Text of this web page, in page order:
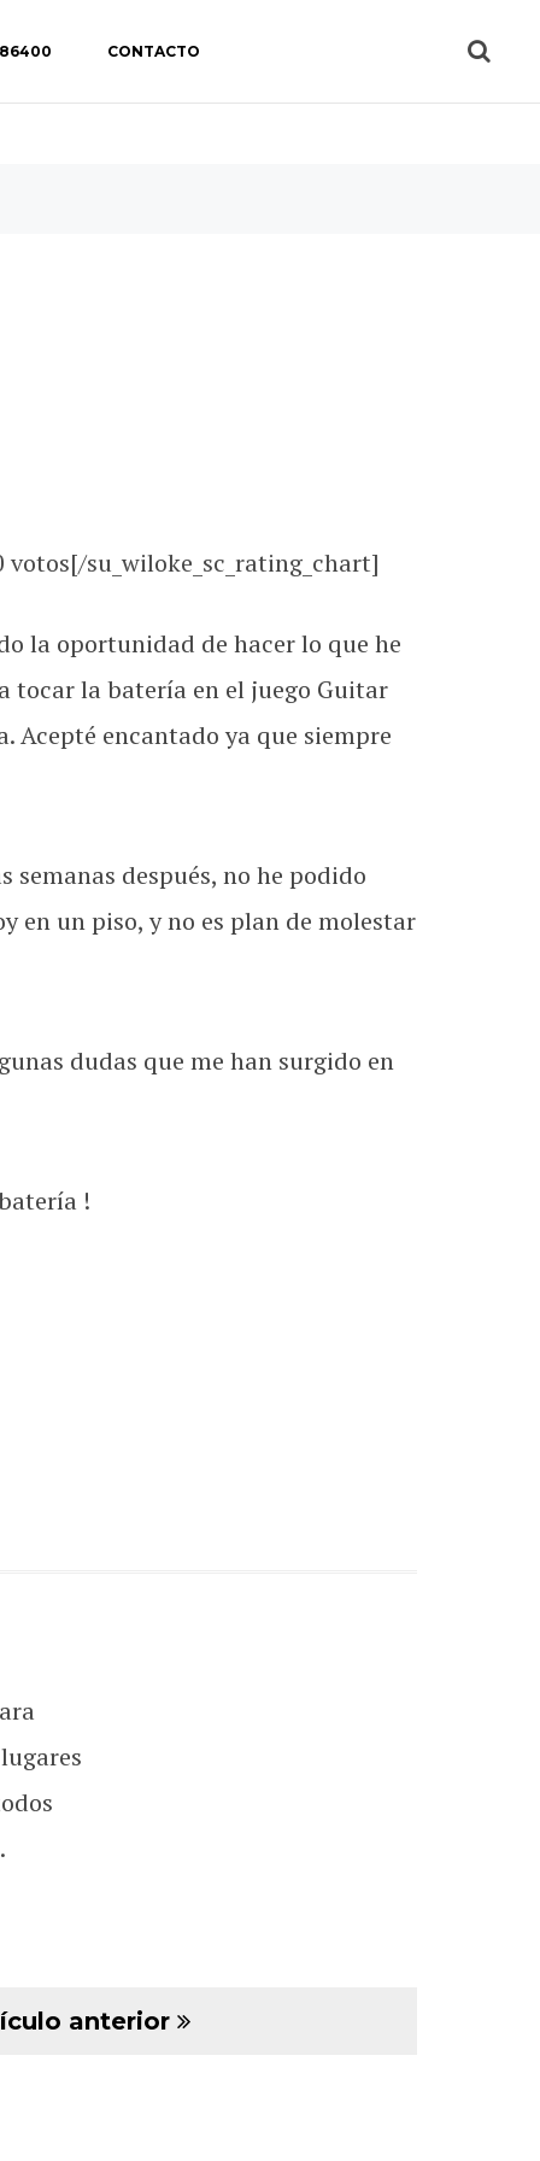
86400 CONTACTO
votos[/su_wiloke_sc_rating_chart]
la oportunidad de hacer lo que he
tocar la batería en el juego Guitar
Acepté encantado ya que siempre
semanas después, no he podido
en un piso, y no es plan de molestar
dudas que me han surgido en
!
anterior